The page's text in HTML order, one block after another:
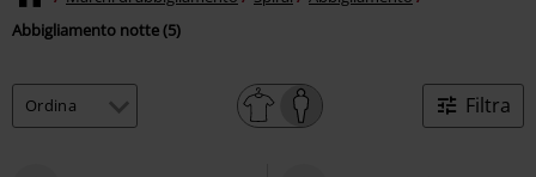
Abbigliamento notte (5)
Filtra